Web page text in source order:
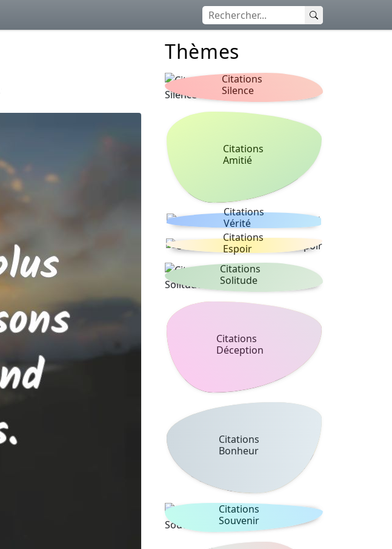
Thèmes
Citations
Silence
Citations
Amitié
Citations
Vérité
Citations
Espoir
Citations
Solitude
Citations
Déception
Citations
Bonheur
Citations
Souvenir